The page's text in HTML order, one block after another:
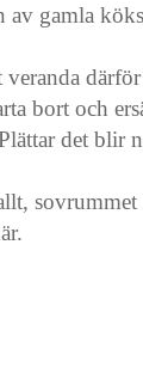
gamla
bort och
det blir